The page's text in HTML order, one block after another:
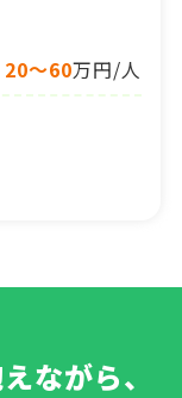
20～60万円/人
ながら、